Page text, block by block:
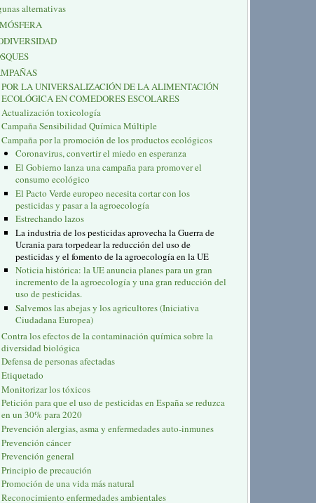
alternativas
POR LA UNIVERSALIZACIÓN DE LA ALIMENTACIÓN
ECOLÓGICA EN COMEDORES ESCOLARES
Actualización toxicología
Campaña Sensibilidad Química Múltiple
Campaña por la promoción de los productos ecológicos
Coronavirus, convertir el miedo en esperanza
El Gobierno lanza una campaña para promover el
consumo ecológico
El Pacto Verde europeo necesita cortar con los
pesticidas y pasar a la agroecología
Estrechando lazos
La industria de los pesticidas aprovecha la Guerra de
Ucrania para torpedear la reducción del uso de
pesticidas y el fomento de la agroecología en la UE
Noticia histórica: la UE anuncia planes para un gran
incremento de la agroecología y una gran reducción del
uso de pesticidas.
Salvemos las abejas y los agricultores (Iniciativa
Ciudadana Europea)
Contra los efectos de la contaminación química sobre la
diversidad biológica
Defensa de personas afectadas
Etiquetado
Monitorizar los tóxicos
Petición para que el uso de pesticidas en España se reduzca
en un 30% para 2020
Prevención alergias, asma y enfermedades auto-inmunes
Prevención cáncer
Prevención general
Principio de precaución
Promoción de una vida más natural
Reconocimiento enfermedades ambientales